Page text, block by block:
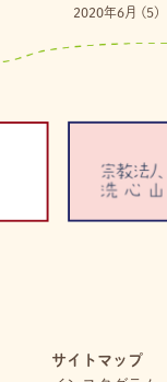
2020年6月 (5)
サイトマップ